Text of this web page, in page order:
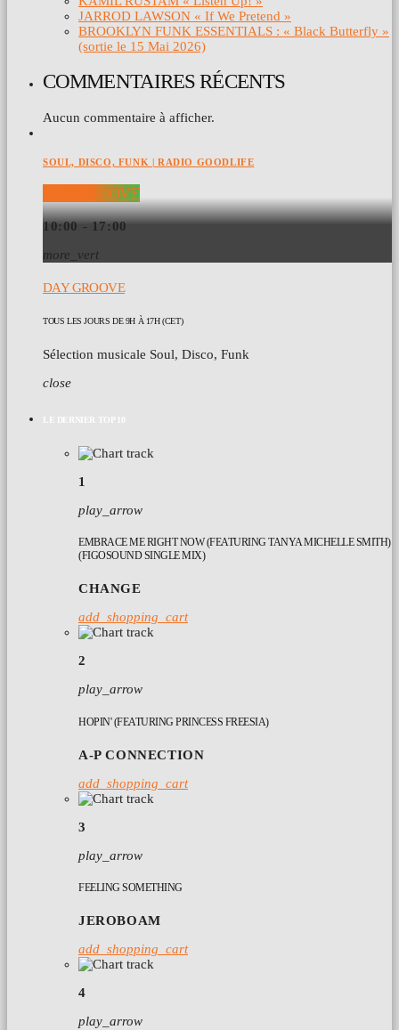
JARROD LAWSON « If We Pretend »
BROOKLYN FUNK ESSENTIALS : « Black Butterfly »
(sortie le 15 Mai 2026)
COMMENTAIRES RÉCENTS
Aucun commentaire à afficher.
SOUL, DISCO, FUNK | RADIO GOODLIFE
DAY GROOVE
10:00 - 17:00
more_vert
DAY GROOVE
TOUS LES JOURS DE 9H À 17H (CET)
Sélection musicale Soul, Disco, Funk
close
LE DERNIER TOP 10
1
play_arrow
EMBRACE ME RIGHT NOW (FEATURING TANYA MICHELLE SMITH)
(FIGOSOUND SINGLE MIX)
CHANGE
add_shopping_cart
2
play_arrow
HOPIN' (FEATURING PRINCESS FREESIA)
A-P CONNECTION
add_shopping_cart
3
play_arrow
FEELING SOMETHING
JEROBOAM
add_shopping_cart
4
play_arrow